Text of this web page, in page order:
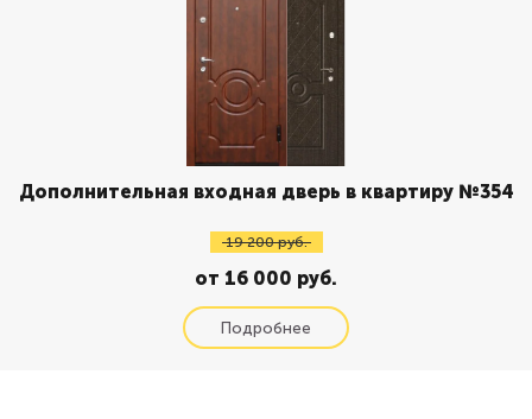
Дополнительная входная дверь в квартиру №354
19 200 руб.
от 16 000 руб.